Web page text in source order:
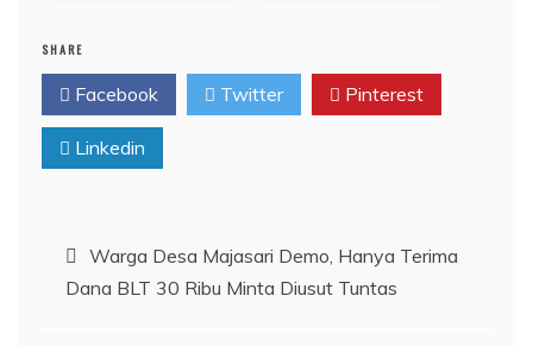
SHARE
Facebook Twitter Pinterest
Linkedin
Navigasi
pos
Warga Desa Majasari Demo, Hanya Terima
Dana BLT 30 Ribu Minta Diusut Tuntas